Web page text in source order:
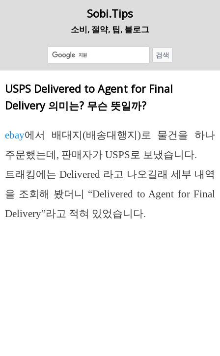
Sobi.Tips
소비, 절약, 팁, 블로그
USPS Delivered to Agent for Final
Delivery 의미는? 무슨 뜻일까?
ebay에서 배대지(배송대행지)로 물건을 하나
주문했는데, 판매자가 USPS로 보냈습니다.
트래킹에는 Delivered 라고 나오길래 세부 내역
을 조회해 봤더니 “Delivered to Agent for Final
Delivery”라고 적혀 있었습니다.